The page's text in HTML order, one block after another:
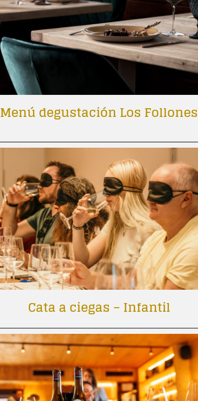
Menú degustación Los Follones
Cata a ciegas – Infantil